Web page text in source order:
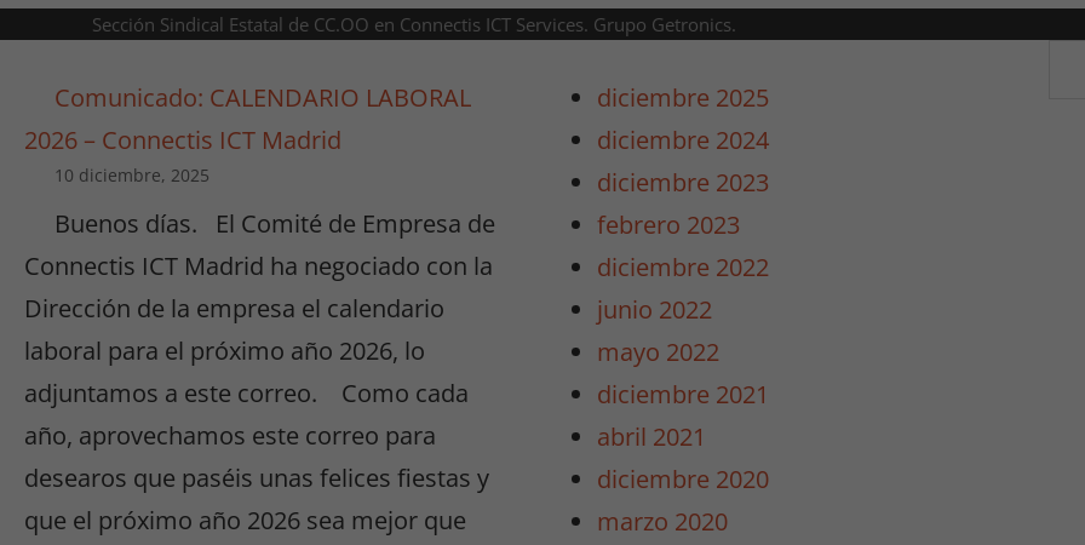
Sección Sindical Estatal de CC.OO en Connectis ICT Services. Grupo Getronics.
Comunicado: CALENDARIO LABORAL
2026 – Connectis ICT Madrid
10 diciembre, 2025
Buenos días. El Comité de Empresa de
Connectis ICT Madrid ha negociado con la
Dirección de la empresa el calendario
laboral para el próximo año 2026, lo
adjuntamos a este correo. Como cada
año, aprovechamos este correo para
desearos que paséis unas felices fiestas y
que el próximo año 2026 sea mejor que
diciembre 2025
diciembre 2024
diciembre 2023
febrero 2023
diciembre 2022
junio 2022
mayo 2022
diciembre 2021
abril 2021
diciembre 2020
marzo 2020